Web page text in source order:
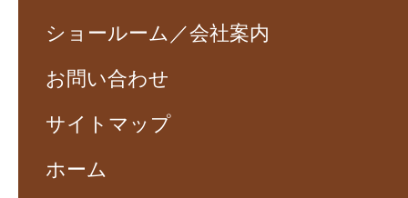
ショールーム／会社案内
お問い合わせ
サイトマップ
ホーム